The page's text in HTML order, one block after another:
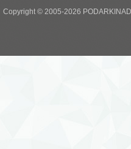
Copyright © 2005-2026